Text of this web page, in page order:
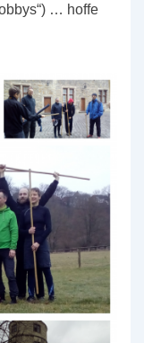
… hoffe